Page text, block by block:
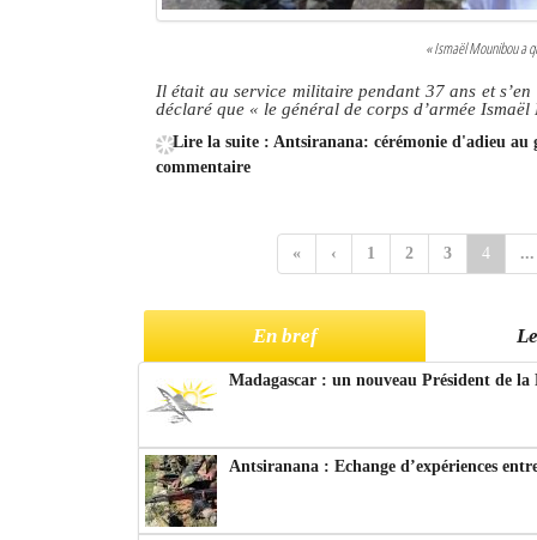
« Ismaël Mounibou a
Il était au service militaire pendant 37 ans et
déclaré que « le général de corps d’armée
Lire la suite : Antsiranana: cérémonie d'adieu au
commentaire
« ‹ 1 2 3 4 ...
En bref
Madagascar : un nouveau Président de
Antsiranana : Echange d’expériences